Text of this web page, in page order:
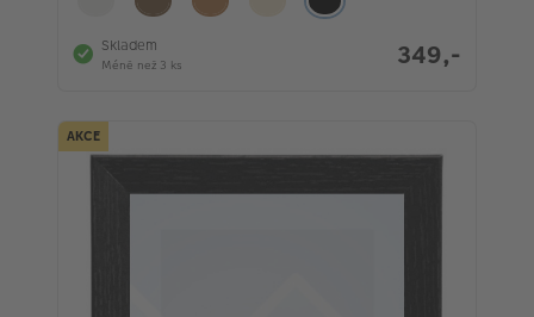
Skladem
Méně než 3 ks 349,-
AKCE